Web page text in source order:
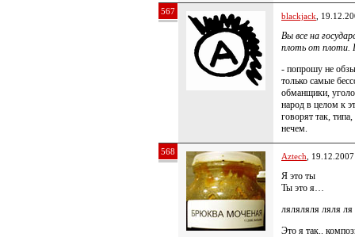
567 blackjack ,
Вы все на
плоть от
- попрошу не
только самые
обманщики,
народ в целом к
говорят так,
нечем.
568 Aztech ,
Я это ты
Ты это я…
ляляляля ляля ля
Это я так..